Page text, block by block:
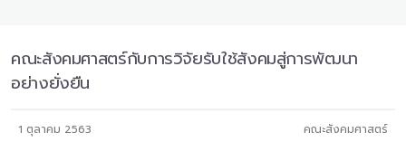
คณะสังคมศาสตร์กับการวิจัยรับใช้สังคมสู่การพัฒนา
อย่างยั่งยืน
1 ตุลาคม 2563 คณะสังคมศาสตร์